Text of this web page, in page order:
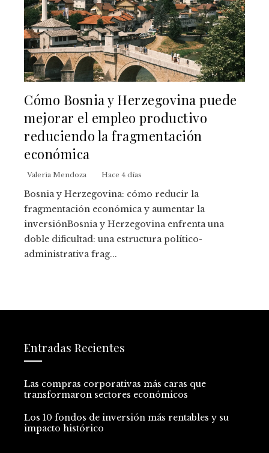
Cómo Bosnia y Herzegovina puede
mejorar el empleo productivo
reduciendo la fragmentación
económica
Valeria Mendoza Hace 4 días
Bosnia y Herzegovina: cómo reducir la
fragmentación económica y aumentar la
inversiónBosnia y Herzegovina enfrenta una
doble dificultad: una estructura político-
administrativa frag...
Entradas Recientes
Las compras corporativas más caras que
transformaron sectores económicos
Los 10 fondos de inversión más rentables y su
impacto histórico